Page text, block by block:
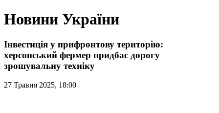
Новини України
Інвестиція у прифронтову територію:
херсонський фермер придбає дорогу
зрошувальну техніку
27 Травня 2025, 18:00